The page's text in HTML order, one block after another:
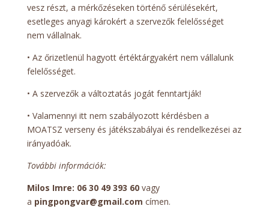
vesz részt, a mérkőzéseken történő sérülésekért,
esetleges anyagi károkért a szervezők felelősséget
nem vállalnak.
• Az őrizetlenül hagyott értéktárgyakért nem vállalunk
felelősséget.
• A szervezők a változtatás jogát fenntartják!
• Valamennyi itt nem szabályozott kérdésben a
MOATSZ verseny és játékszabályai és rendelkezései az
irányadóak.
További információk:
Milos Imre: 06 30 49 393 60vagy
a pingpongvar@gmail.com címen.